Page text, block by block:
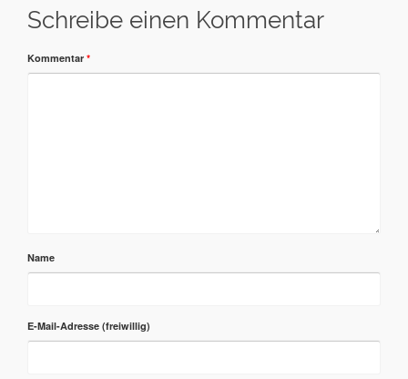
Schreibe einen Kommentar
Kommentar *
Name
E-Mail-Adresse